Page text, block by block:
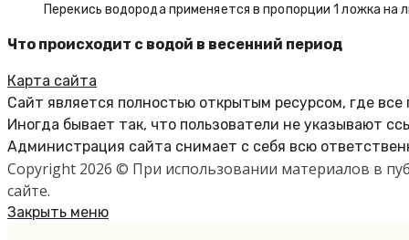
Перекись водорода применяется в пропорции 1 ложка
Что происходит с водой в весенний период
Карта сайта
Сайт является полностью открытым ресурсом, где
Иногда бывает так, что пользователи не указывают
Администрация сайта снимает с себя всю
Copyright 2026 © При использовании материалов в
сайте.
Закрыть меню